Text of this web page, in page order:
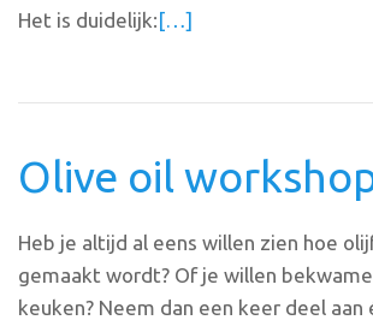
Het is duidelijk:[…]
Olive oil
Heb je altijd al eens willen zien hoe
gemaakt wordt? Of je willen
keuken? Neem dan een keer deel aan